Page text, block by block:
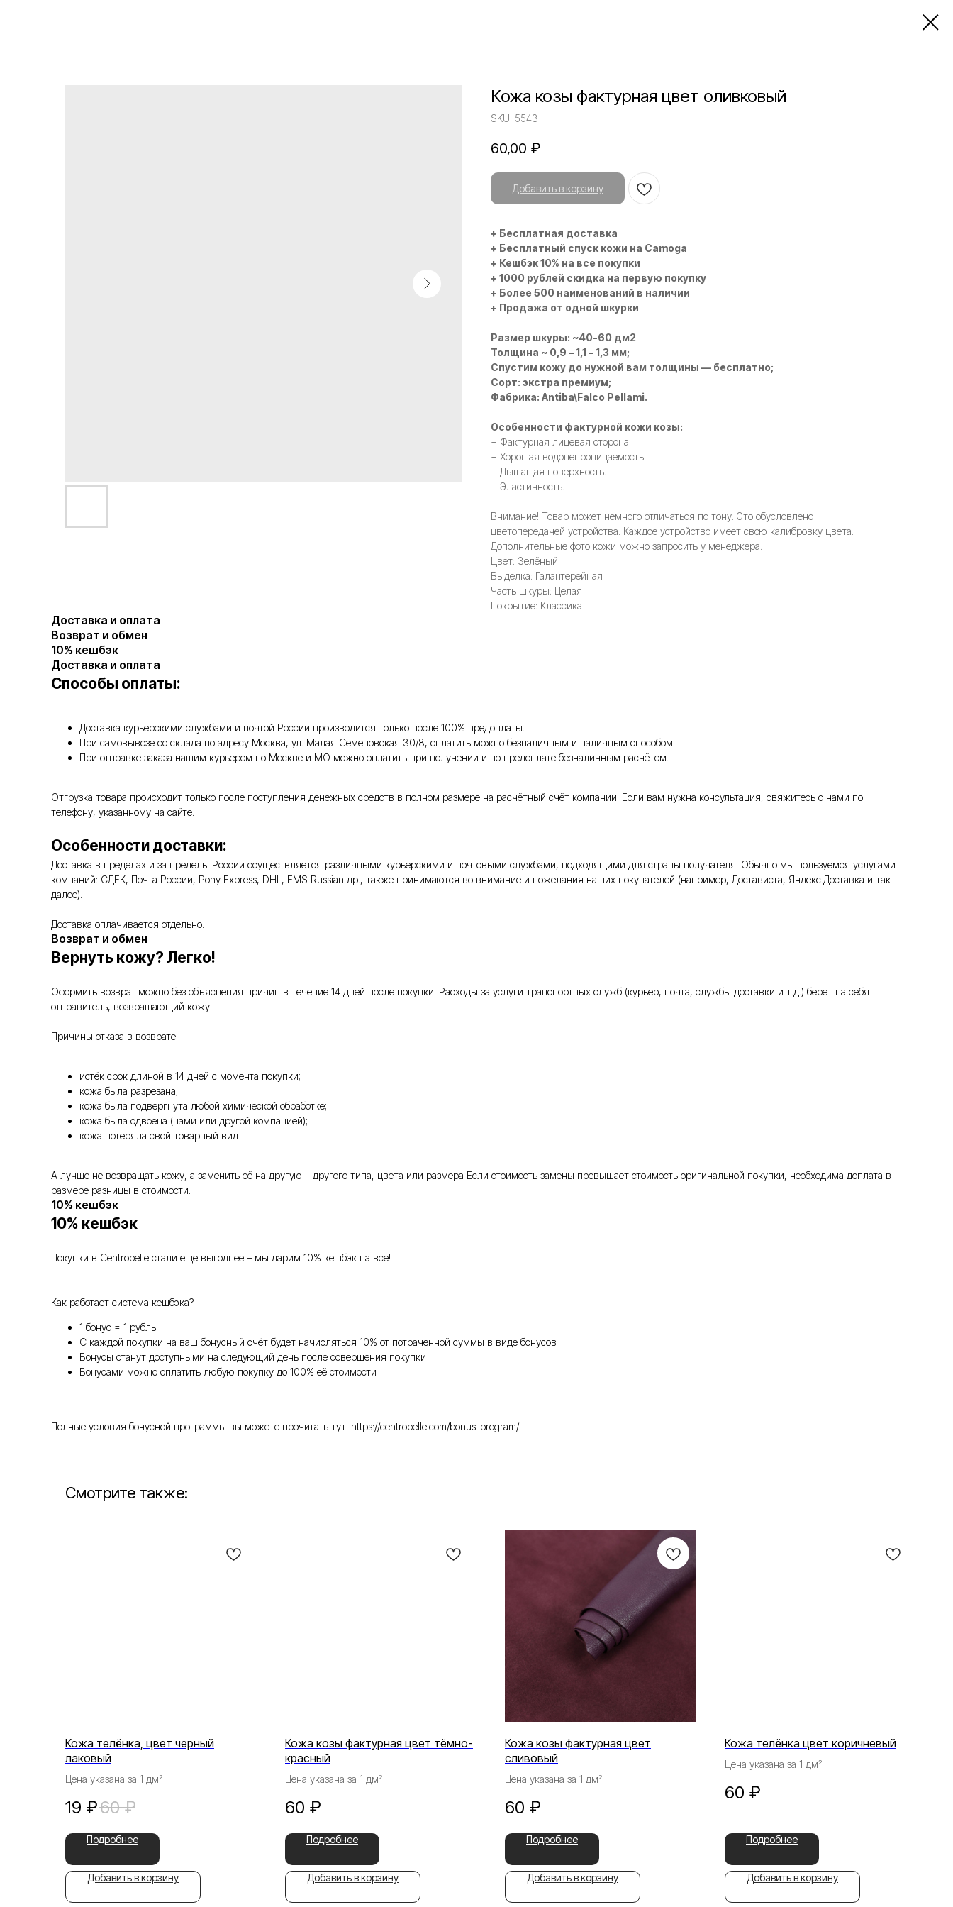
Кожа козы фактурная цвет оливковый
SKU: 5543
60,00 ₽
Добавить в корзину
+ Бесплатная доставка
+ Бесплатный спуск кожи на Camoga
+ Кешбэк 10% на все покупки
+ 1000 рублей скидка на первую покупку
+ Более 500 наименований в наличии
+ Продажа от одной шкурки
Размер шкуры: ~40-60 дм2
Толщина ~ 0,9 – 1,1 – 1,3 мм;
Спустим кожу до нужной вам толщины — бесплатно;
Сорт: экстра премиум;
Фабрика: Antiba\Falco Pellami.
Особенности фактурной кожи козы:
+ Фактурная лицевая сторона.
+ Хорошая водонепроницаемость.
+ Дышащая поверхность.
+ Эластичность.
Внимание! Товар может немного отличаться по тону. Это обусловлено
цветопередачей устройства. Каждое устройство имеет свою калибровку цвета.
Дополнительные фото кожи можно запросить у менеджера.
Цвет: Зелёный
Выделка: Галантерейная
Часть шкуры: Целая
Покрытие: Классика
Доставка и оплата
Возврат и обмен
10% кешбэк
Доставка и оплата
Способы оплаты:
Доставка курьерскими службами и почтой России производится только после 100% предоплаты.
При самовывозе со склада по адресу Москва, ул. Малая Семёновская 30/8, оплатить можно безналичным и наличным способом.
При отправке заказа нашим курьером по Москве и МО можно оплатить при получении и по предоплате безналичным расчётом.
Отгрузка товара происходит только после поступления денежных средств в полном размере на расчётный счёт компании. Если вам нужна консультация, свяжитесь с нами по
телефону, указанному на сайте.
Особенности доставки:
Доставка в пределах и за пределы России осуществляется различными курьерскими и почтовыми службами, подходящими для страны получателя. Обычно мы пользуемся услугами
компаний: СДЕК, Почта России, Pony Express, DHL, EMS Russian др., также принимаются во внимание и пожелания наших покупателей (например, Достависта, Яндекс.Доставка и так
далее).
Доставка оплачивается отдельно.
Возврат и обмен
Вернуть кожу? Легко!
Оформить возврат можно без объяснения причин в течение 14 дней после покупки. Расходы за услуги транспортных служб (курьер, почта, службы доставки и т.д.) берёт на себя
отправитель, возвращающий кожу.
Причины отказа в возврате:
истёк срок длиной в 14 дней с момента покупки;
кожа была разрезана;
кожа была подвергнута любой химической обработке;
кожа была сдвоена (нами или другой компанией);
кожа потеряла свой товарный вид
А лучше не возвращать кожу, а заменить её на другую – другого типа, цвета или размера Если стоимость замены превышает стоимость оригинальной покупки, необходима доплата в
размере разницы в стоимости.
10% кешбэк
10% кешбэк
Покупки в Centropelle стали ещё выгоднее – мы дарим 10% кешбэк на всё!
Как работает система кешбэка?
1 бонус = 1 рубль
С каждой покупки на ваш бонусный счёт будет начисляться 10% от потраченной суммы в виде бонусов
Бонусы станут доступными на следующий день после совершения покупки
Бонусами можно оплатить любую покупку до 100% её стоимости
Полные условия бонусной программы вы можете прочитать тут: https://centropelle.com/bonus-program/
Смотрите также:
Кожа телёнка, цвет черный
лаковый
Цена указана за 1 дм²
19 ₽60 ₽
Подробнее
Добавить в корзину
Кожа козы фактурная цвет тёмно-
красный
Цена указана за 1 дм²
60 ₽
Подробнее
Добавить в корзину
Кожа козы фактурная цвет
сливовый
Цена указана за 1 дм²
60 ₽
Подробнее
Добавить в корзину
Кожа телёнка цвет коричневый
Цена указана за 1 дм²
60 ₽
Подробнее
Добавить в корзину